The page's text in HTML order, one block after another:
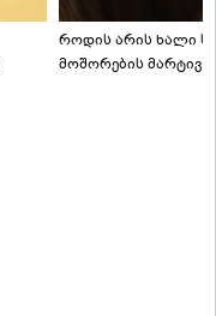
როდის არის ხალი
მოშორების